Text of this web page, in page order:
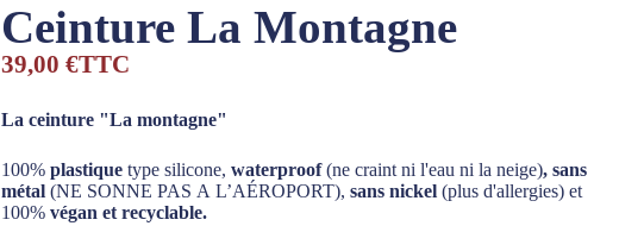
Ceinture La Montagne
39,00 €TTC
La ceinture "La montagne"
100%plastique type silicone, waterproof(ne craint ni l'eau ni la neige), sans
métal(NE SONNE PAS A L’AÉROPORT), sans nickel(plus d'allergies) et
100% végan et recyclable.